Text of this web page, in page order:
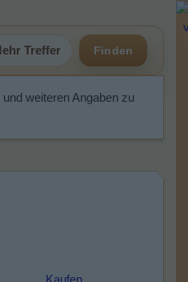
Treffer Finden
weiteren Angaben zu